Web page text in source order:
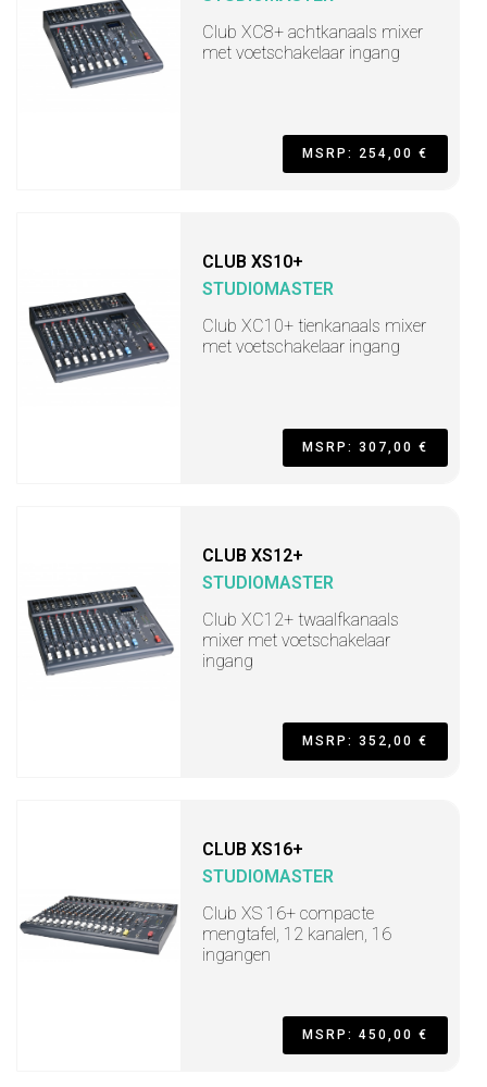
Club XC8+ achtkanaals mixer
met voetschakelaar ingang
MSRP: 254,00 €
CLUB XS10+
STUDIOMASTER
Club XC10+ tienkanaals mixer
met voetschakelaar ingang
MSRP: 307,00 €
CLUB XS12+
STUDIOMASTER
Club XC12+ twaalfkanaals
mixer met voetschakelaar
ingang
MSRP: 352,00 €
CLUB XS16+
STUDIOMASTER
Club XS 16+ compacte
mengtafel, 12 kanalen, 16
ingangen
MSRP: 450,00 €